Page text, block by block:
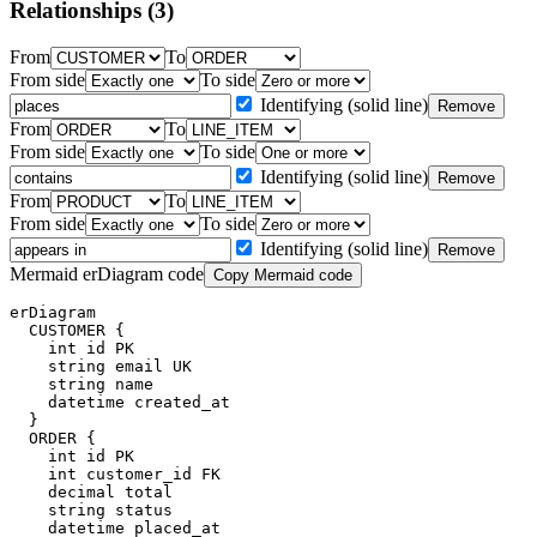
Relationships (3)
From
To
From side
To side
Identifying (solid line)
Remove
From
To
From side
To side
Identifying (solid line)
Remove
From
To
From side
To side
Identifying (solid line)
Remove
Mermaid erDiagram code Copy Mermaid code
erDiagram
  CUSTOMER {
    int id PK
    string email UK
    string name
    datetime created_at
  }
  ORDER {
    int id PK
    int customer_id FK
    decimal total
    string status
    datetime placed_at